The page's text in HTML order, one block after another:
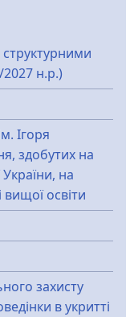
структурними
2027 н.р.)
Ігоря
здобутих на
на
освіти
захисту
в укритті